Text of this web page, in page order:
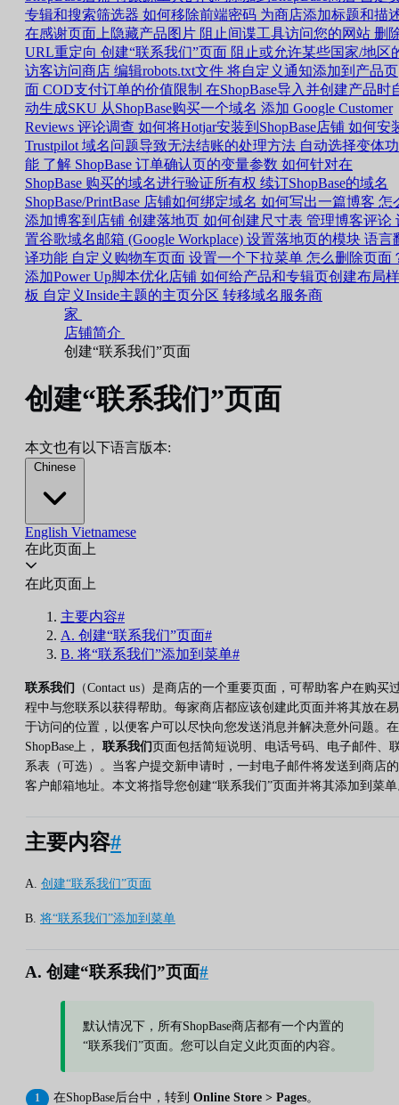
专辑和搜索筛选器 如何移除前端密码 为商店添加标题和描
在感谢页面上隐藏产品图片 阻止间谍工具访问您的网站 删
URL重定向 创建“联系我们”页面 阻止或允许某些国家/地区
访客访问商店 编辑robots.txt文件 将自定义通知添加到产品页
面 COD支付订单的价值限制 在ShopBase导入并创建产品时
动生成SKU 从ShopBase购买一个域名 添加 Google Customer
Reviews 评论调查 如何将Hotjar安装到ShopBase店铺 如何安
Trustpilot 域名问题导致无法结账的处理方法 自动选择变体功
能 了解 ShopBase 订单确认页的变量参数 如何针对在
ShopBase 购买的域名进行验证所有权 续订ShopBase的域名
ShopBase/PrintBase 店铺如何绑定域名 如何写出一篇博客 怎
添加博客到店铺 创建落地页 如何创建尺寸表 管理博客评论
置谷歌域名邮箱 (Google Workplace) 设置落地页的模块 语言
译功能 自定义购物车页面 设置一个下拉菜单 怎么删除页面
添加Power Up脚本优化店铺 如何给产品和专辑页创建布局样
板 自定义Inside主题的主页分区 转移域名服务商
家
店铺简介
创建“联系我们”页面
创建“联系我们”页面
本文也有以下语言版本:
Chinese
English Vietnamese
在此页面上
在此页面上
主要内容#
A. 创建“联系我们”页面#
B. 将“联系我们”添加到菜单#
联系我们
（Contact us）是商店的一个重要页面，可帮助客户在购买
程中与您联系以获得帮助。每家商店都应该创建此页面并将其放在易
于访问的位置，以便客户可以尽快向您发送消息并解决意外问题。在
ShopBase上， 联系我们 页面包括简短说明、电话号码、电子邮件、
系表（可选）。当客户提交新申请时，一封电子邮件将发送到商店的
客户邮箱地址。本文将指导您创建“联系我们”页面并将其添加到菜
主要内容#
A. 创建“联系我们”页面
B. 将“联系我们”添加到菜单
A. 创建“联系我们”页面#
默认情况下，所有ShopBase商店都有一个内置的
“联系我们”页面。您可以自定义此页面的内容。
在ShopBase后台中，转到 Online Store > Pages。